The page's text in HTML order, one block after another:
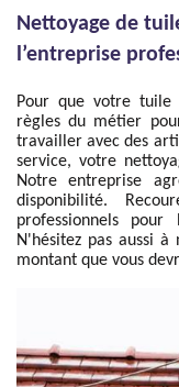
Nettoyage de
l’entreprise
Pour que votre
règles du métier
travailler avec des
service, votre
Notre entreprise
disponibilité.
professionnels pour
N'hésitez pas aussi
montant que vous